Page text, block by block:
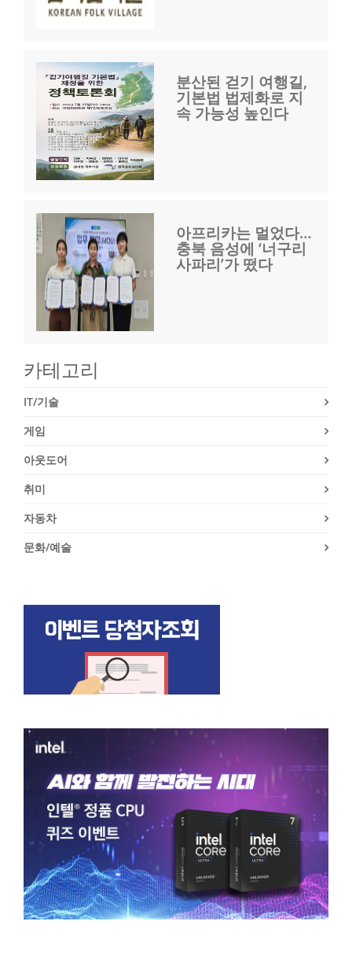
분산된 걷기 여행길,
기본법 법제화로 지
속 가능성 높인다
아프리카는 멀었다…
충북 음성에 ‘너구리
사파리’가 떴다
카테고리
IT/기술
게임
아웃도어
취미
자동차
문화/예술